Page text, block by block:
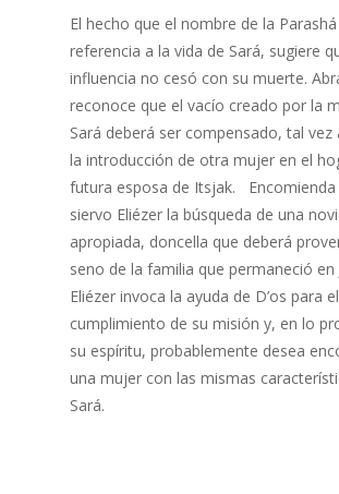
El hecho que el nombre de la
referencia a la vida de Sará, sugiere
influencia no cesó con su muerte.
reconoce que el vacío creado por la
Sará deberá ser compensado, tal vez
la introducción de otra mujer en el
futura esposa de Itsjak. Encomienda
siervo Eliézer la búsqueda de una
apropiada, doncella que deberá
seno de la familia que permaneció en
Eliézer invoca la ayuda de D’os para el
cumplimiento de su misión y, en lo
su espíritu, probablemente desea
una mujer con las mismas
Sará.